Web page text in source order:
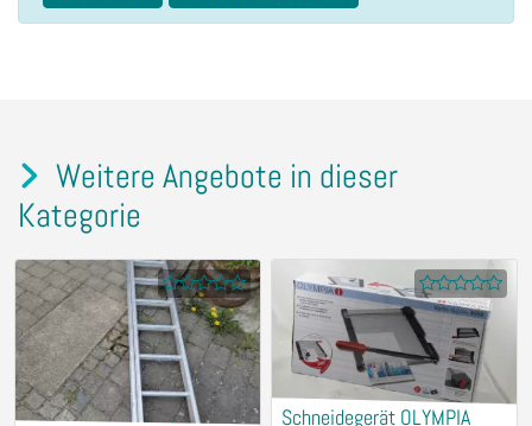
Weitere Angebote in dieser
Kategorie
Schneidegerät OLYMPIA